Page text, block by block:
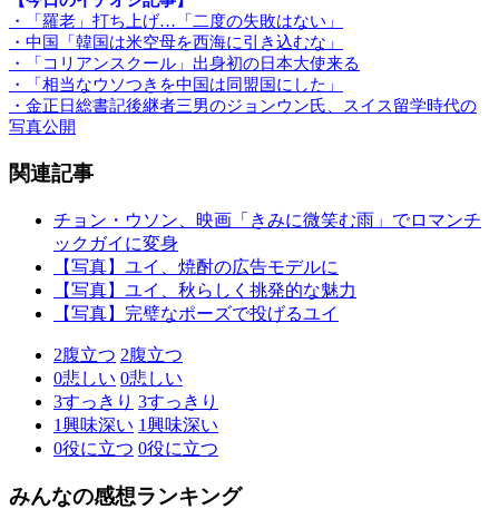
・「羅老」打ち上げ…「二度の失敗はない」
・中国「韓国は米空母を西海に引き込むな」
・「コリアンスクール」出身初の日本大使来る
・「相当なウソつきを中国は同盟国にした」
・金正日総書記後継者三男のジョンウン氏、スイス留学時代の
写真公開
関連記事
チョン・ウソン、映画「きみに微笑む雨」でロマンチ
ックガイに変身
【写真】ユイ、焼酎の広告モデルに
【写真】ユイ、秋らしく挑発的な魅力
【写真】完璧なポーズで投げるユイ
2腹立つ 2腹立つ
0悲しい 0悲しい
3すっきり 3すっきり
1興味深い 1興味深い
0役に立つ 0役に立つ
みんなの感想ランキング